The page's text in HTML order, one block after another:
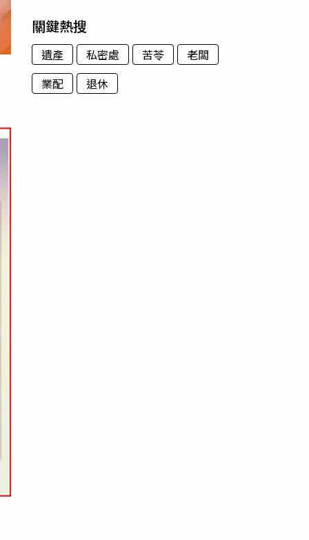
關鍵熱搜
遺產 私密處 苦苓
老闆
業配
退休